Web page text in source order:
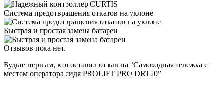
Система предотвращения откатов на уклоне
Быстрая и простая замена батареи
Отзывов пока нет.
Будьте первым, кто оставил отзыв на “Самоходная тележка с
местом оператора сидя PROLIFT PRO DRT20”